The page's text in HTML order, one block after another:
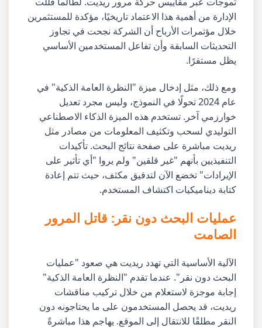
الإدارة من أهمية هذا الاعتماد تاريخيًا، مؤكدة للمستثمرين
خلال مؤتمرات الأرباح أن الشركة نجحت في تجاوز
التحديثات السابقة وأن تفاعل المستخدمين الأساسي
يظل مستقرًا.
ومع ذلك، مثل إدخال ميزة "النظرة العامة الذكية" في
عام 2024 تحولًا في النموذج، وليس مجرد تعديل
خوارزمي آخر. تستخدم هذه الميزة الذكاء الاصطناعي
التوليدي لسحب وتكثيف المعلومات من مصادر مثل
ريديت مباشرة على صفحة نتائج البحث. تأكيدات
التنفيذيين بأنهم "غير قلقين" ولم يروا "أي تأثير على
الإيرادات" تخضع الآن لتدقيق مكثف، حيث تتم إعادة
كتابة ديناميكيات اكتشاف المستخدم.
عمليات البحث دون نقر: قاتل المرور
الصامت
الآلية الأساسية التي تهدد ريديت هي صعود "عمليات
البحث دون نقر". عندما تقدم "النظرة العامة الذكية"
إجابة موجزة لاستعلام من خلال تركيب مناقشات
ريديت، قد يحصل المستخدمون على ما يحتاجونه دون
النقر مطلقًا للانتقال إلى الموقع. يهاجم هذا مباشرةً